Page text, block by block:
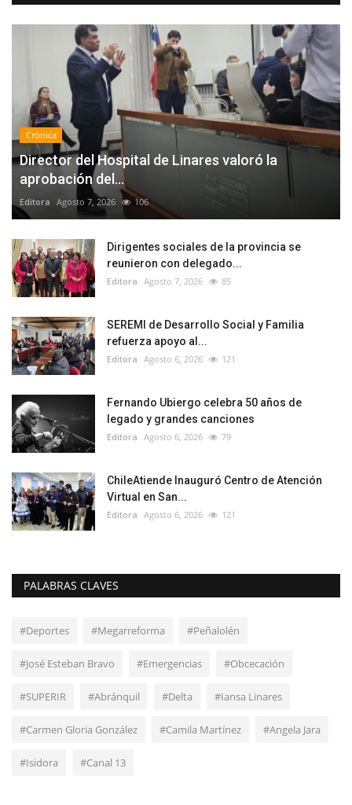
Crónica
Director del Hospital de Linares valoró la
aprobación del...
Editora Agosto 7, 2026 106
Dirigentes sociales de la provincia se
reunieron con delegado...
Editora Agosto 7, 2026 85
SEREMI de Desarrollo Social y Familia
refuerza apoyo al...
Editora Agosto 6, 2026 121
Fernando Ubiergo celebra 50 años de
legado y grandes canciones
Editora Agosto 6, 2026 79
ChileAtiende Inauguró Centro de Atención
Virtual en San...
Editora Agosto 6, 2026 121
PALABRAS CLAVES
#Deportes #Megarreforma #Peñalolén
#José Esteban Bravo #Emergencias #Obcecación
#SUPERIR #Abránquil #Delta #Iansa Linares
#Carmen Gloria González #Camila Martínez #Angela Jara
#Isidora #Canal 13